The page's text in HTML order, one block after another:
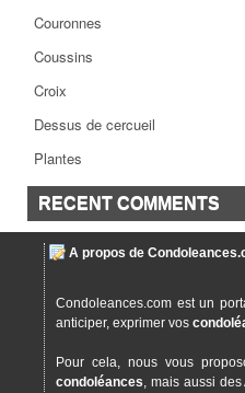
Couronnes
Coussins
Croix
Dessus de cercueil
Plantes
RECENT COMMENTS
A propos de
Condoleances.com est un
anticiper, exprimer vos
Pour cela, nous vous
condoléances, mais aussi